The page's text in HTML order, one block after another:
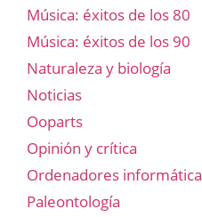
Música: éxitos de los 80
Música: éxitos de los 90
Naturaleza y biología
Noticias
Ooparts
Opinión y crítica
Ordenadores informática
Paleontología